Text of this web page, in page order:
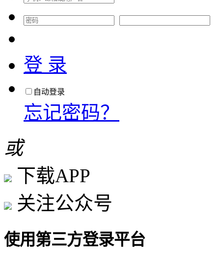
登 录
自动登录
忘记密码？
或
下载APP
关注公众号
使用第三方登录平台